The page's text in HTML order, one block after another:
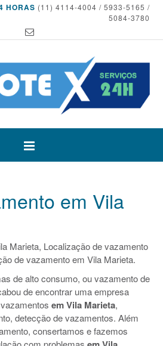
HORAS (11) 4114-4004 / 5933-5165 /
5084-3780
em Vila
Marieta, Localização de vazamento
de vazamento em Vila Marieta.
de alto consumo, ou vazamento de
de encontrar uma empresa
em Vila Marieta,
detecção de vazamentos. Além
consertamos e fazemos